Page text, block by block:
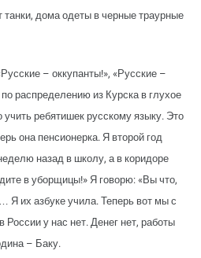
танки, дома одеты в черные траурные
– оккупанты!», «Русские –
распределению из Курска в глухое
учить ребятишек русскому языку. Это
она пенсионерка. Я второй год
назад в школу, а в коридоре
в уборщицы!» Я говорю: «Вы что,
Я их азбуке учила. Теперь вот мы с
России у нас нет. Денег нет, работы
– Баку.